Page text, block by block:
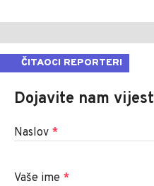
ČITAOCI REPORTERI
Dojavite nam vijest
Naslov *
Vaše ime *